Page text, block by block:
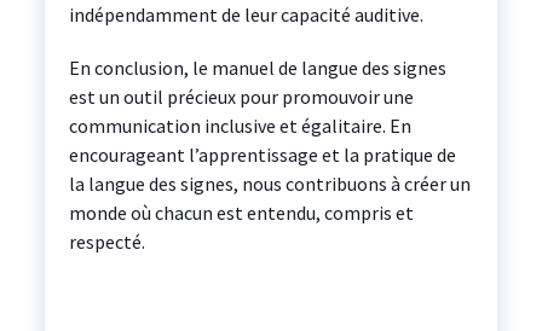
indépendamment de leur capacité auditive.
En conclusion, le manuel de langue des signes
est un outil précieux pour promouvoir une
communication inclusive et égalitaire. En
encourageant l’apprentissage et la pratique de
la langue des signes, nous contribuons à créer un
monde où chacun est entendu, compris et
respecté.